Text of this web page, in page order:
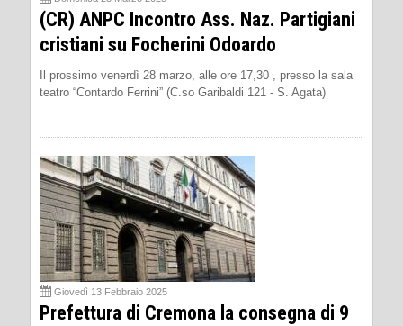
(CR) ANPC Incontro Ass. Naz. Partigiani
cristiani su Focherini Odoardo
Il prossimo venerdì 28 marzo, alle ore 17,30 , presso la sala
teatro “Contardo Ferrini” (C.so Garibaldi 121 - S. Agata)
Giovedì 13 Febbraio 2025
Prefettura di Cremona la consegna di 9